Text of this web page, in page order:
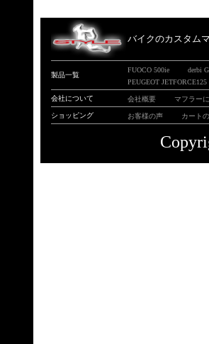
バイクのカスタム
製品一覧
FUOCO 500ie
derbi
PEUGEOT JETFORCE125
会社について 会社概要 マフラー
ショッピング お客様の声 カート